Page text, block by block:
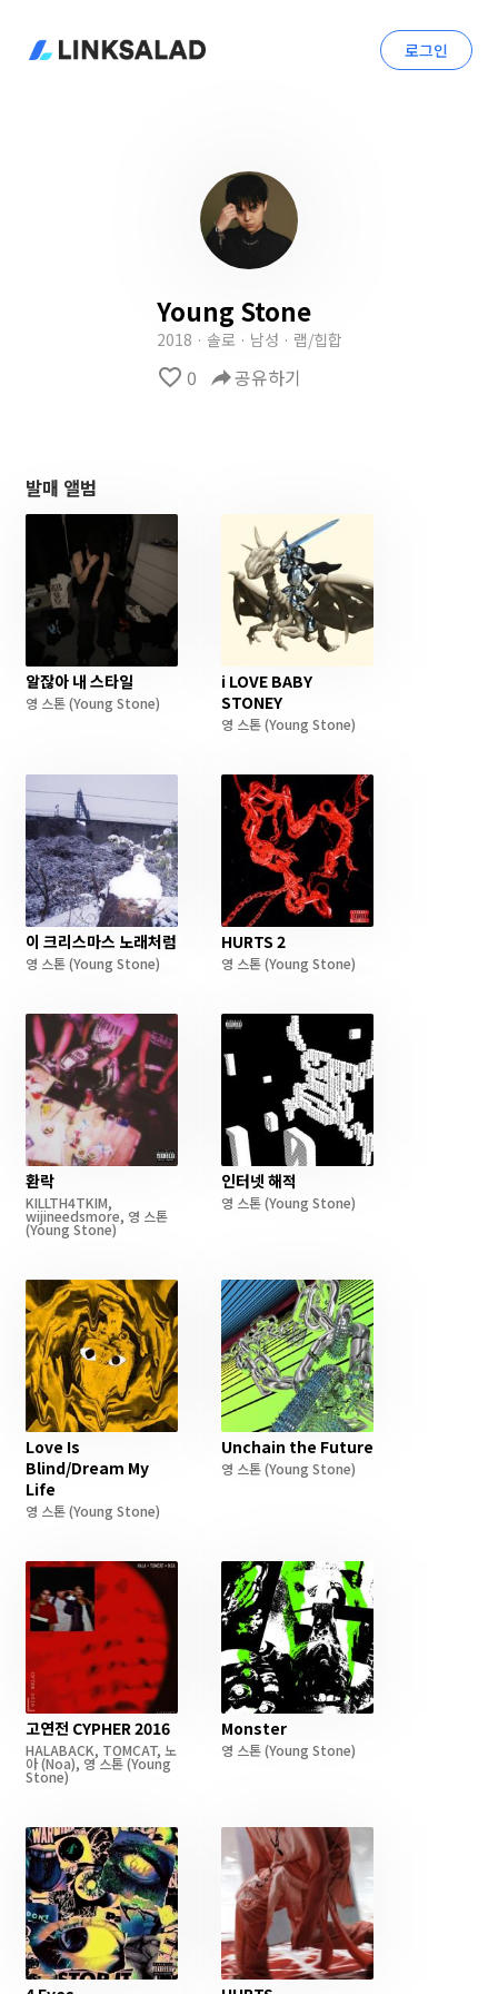
로그인
Young Stone
2018 · 솔로 · 남성 · 랩/힙합
favorite_border 0 reply공유하기
발매 앨범
알잖아 내 스타일
영 스톤(Young Stone)
i LOVE BABY
STONEY
영 스톤(Young Stone)
이 크리스마스 노래처럼
영 스톤(Young Stone)
HURTS 2
영 스톤(Young Stone)
환락
KILLTH4TKIM,
wijineedsmore, 영 스톤
(Young Stone)
인터넷 해적
영 스톤(Young Stone)
Love Is
Blind/Dream My
Life
영 스톤(Young Stone)
Unchain the Future
영 스톤(Young Stone)
고연전 CYPHER 2016
HALABACK, TOMCAT, 노
아(Noa), 영 스톤(Young
Stone)
Monster
영 스톤(Young Stone)